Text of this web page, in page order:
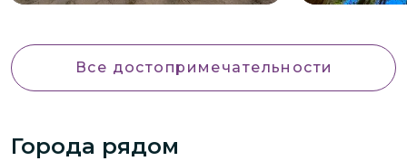
Все достопримечательности
Города рядом